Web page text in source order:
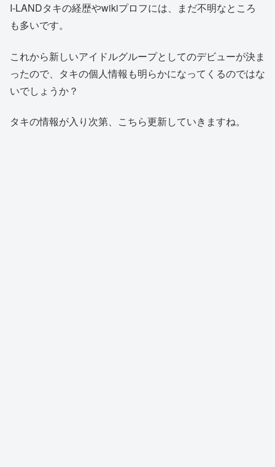
I-LANDタキの経歴やwikiプロフには、まだ不明なところ
も多いです。
これから新しいアイドルグループとしてのデビューが決ま
ったので、タキの個人情報も明らかになってくるのではな
いでしょうか？
タキの情報が入り次第、こちら更新していきますね。